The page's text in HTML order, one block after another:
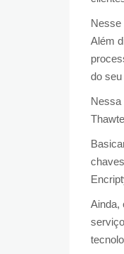
Nesse
Além
do
Nessa
Ainda,